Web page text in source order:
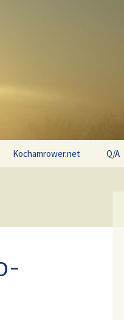
Kochamrower.net Q/A